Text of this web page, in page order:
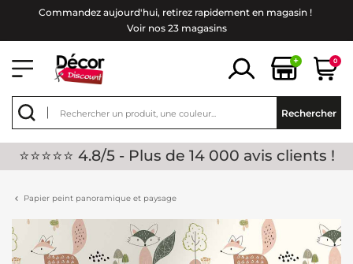
Commandez aujourd'hui, retirez rapidement en magasin !
Voir nos 23 magasins
+ 0
Rechercher
⭐⭐⭐⭐⭐ 4.8/5 - Plus de 14 000 avis clients !
Papier peint panoramique et paysage